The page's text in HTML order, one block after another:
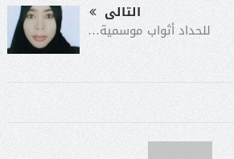
التالى
للحداد أثواب موسمية…